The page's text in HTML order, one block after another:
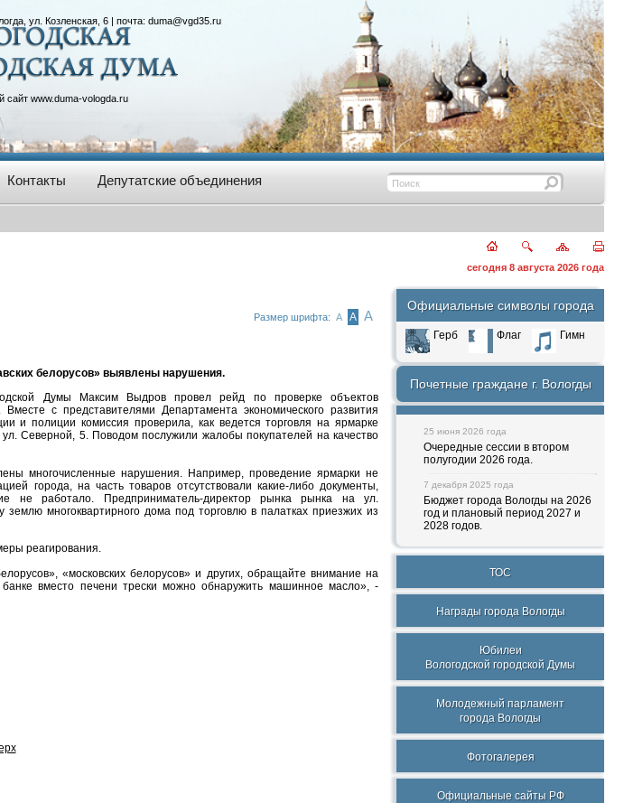
ул. Козленская, 6 | почта: duma@vgd35.ru
сайт www.duma-vologda.ru
Контакты Депутатские объединения
сегодня 8 августа 2026 года
Размер шрифта: А А А
белорусов» выявлены нарушения.
Думы Максим Выдров провел рейд по проверке объектов
Вместе с представителями Департамента экономического развития
и полиции комиссия проверила, как ведется торговля на ярмарке
Северной, 5. Поводом послужили жалобы покупателей на качество
многочисленные нарушения. Например, проведение ярмарки не
города, на часть товаров отсутствовали какие-либо документы,
не работало. Предприниматель-директор рынка рынка на ул.
многоквартирного дома под торговлю в палатках приезжих из
реагирования.
«московских белорусов» и других, обращайте внимание на
вместо печени трески можно обнаружить машинное масло», -
Официальные символы города
Герб Флаг Гимн
Почетные граждане г. Вологды
25 июня 2026 года
Очередные сессии в втором
полугодии 2026 года.
7 декабря 2025 года
Бюджет города Вологды на 2026
год и плановый период 2027 и
2028 годов.
ТОС
Награды города Вологды
Юбилеи
Вологодской городской Думы
Молодежный парламент
города Вологды
Фотогалерея
Официальные сайты РФ